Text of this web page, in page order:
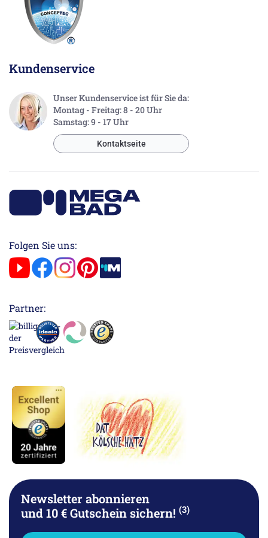
Kundenservice
Unser Kundenservice ist für Sie da:
Montag - Freitag: 8 - 20 Uhr
Samstag: 9 - 17 Uhr
Kontaktseite
Folgen Sie uns:
Partner:
Newsletter abonnieren
und 10 € Gutschein sichern! (3)